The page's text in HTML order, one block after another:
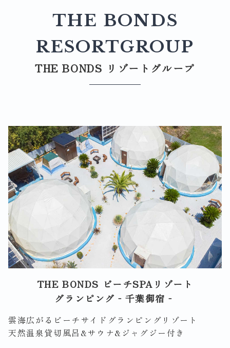
THE BONDS
RESORTGROUP
THE BONDS リゾートグループ
THE BONDS ビーチSPAリゾート
グランピング‐千葉御宿‐
雲海広がるビーチサイドグランピングリゾート
天然温泉貸切風呂&サウナ&ジャグジー付き